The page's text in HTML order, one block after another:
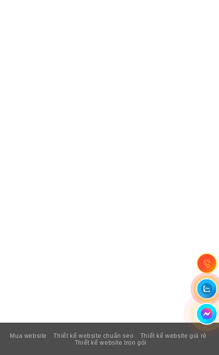
Mua website Thiết kế website chuẩn seo
Thiết kế website giá rẻ
Thiết kế website trọn gói